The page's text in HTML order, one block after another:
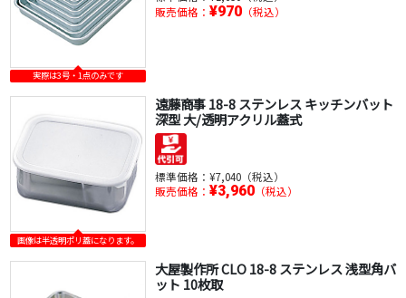
実際は3号・1点のみです
販売価格： ¥970（税込）
画像は半透明ポリ蓋になります。
遠藤商事 18-8 ステンレス キッチンバット
深型 大/透明アクリル蓋式
標準価格： ¥7,040（税込）
販売価格： ¥3,960（税込）
大屋製作所 CLO 18-8 ステンレス 浅型角バ
ット 10枚取